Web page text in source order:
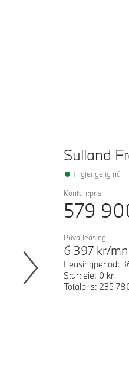
Sulland
Tilgjengelig nå
Kontantpris
579
Privatleasing
6 397 kr/
Leasingperiod:
Startleie: 0 kr
Totalpris: 235